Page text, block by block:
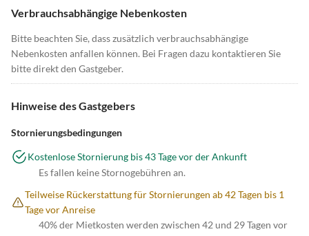
Verbrauchsabhängige Nebenkosten
Bitte beachten Sie, dass zusätzlich verbrauchsabhängige
Nebenkosten anfallen können. Bei Fragen dazu kontaktieren Sie
bitte direkt den Gastgeber.
Hinweise des Gastgebers
Stornierungsbedingungen
Kostenlose Stornierung bis 43 Tage vor der Ankunft
Es fallen keine Stornogebühren an.
Teilweise Rückerstattung für Stornierungen ab 42 Tagen bis 1
Tage vor Anreise
40% der Mietkosten werden zwischen 42 und 29 Tagen vor